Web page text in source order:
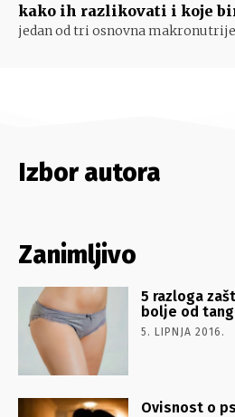
kako ih razlikovati i koje
jedan od tri osnovna
Izbor autora
Zanimljivo
5 razloga
bolje od
5. LIPNJA 2016.
Ovisnost o